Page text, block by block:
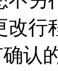
改行
认